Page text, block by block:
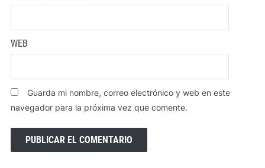
WEB
Guarda mi nombre, correo electrónico y web en este
navegador para la próxima vez que comente.